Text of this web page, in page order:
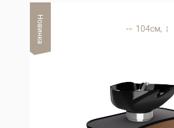
Новинка 104 см,